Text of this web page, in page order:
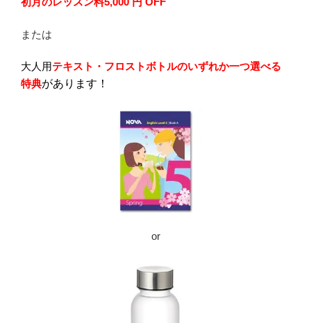
または
大人用テキスト・フロストボトルのいずれか一つ選べる
特典があります！
or